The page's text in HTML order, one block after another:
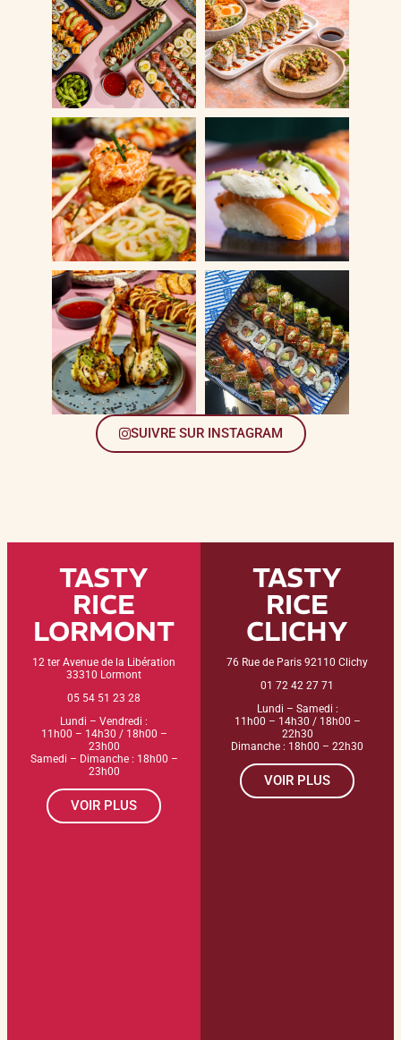
SUIVRE SUR INSTAGRAM
TASTY
RICE
LORMONT
12 ter Avenue de la Libération
33310 Lormont
05 54 51 23 28
Lundi – Vendredi :
11h00 – 14h30 / 18h00 –
23h00
Samedi – Dimanche : 18h00 –
23h00
VOIR PLUS
TASTY
RICE
CLICHY
76 Rue de Paris 92110 Clichy
01 72 42 27 71
Lundi – Samedi :
11h00 – 14h30 / 18h00 –
22h30
Dimanche : 18h00 – 22h30
VOIR PLUS